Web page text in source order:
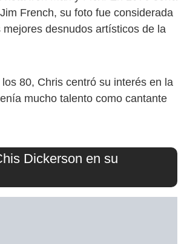
French, su foto fue considerada
desnudos artísticos de la
80, Chris centró su interés en la
mucho talento como cantante
Dickerson en su